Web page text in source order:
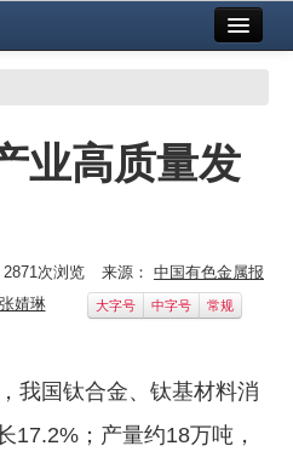
业高质量发
2871次浏览 来源： 中国有色金属报
婧琳 大字号 中字号 常规
我国钛合金、钛基材料消
17.2%；产量约18万吨，